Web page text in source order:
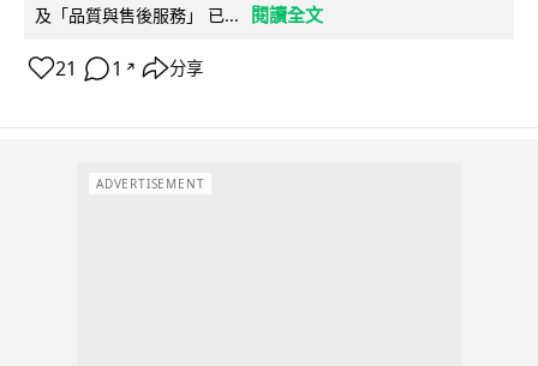
及「品質與售後服務」 已...
閱讀全文
21 1 ↗ 分享
ADVERTISEMENT